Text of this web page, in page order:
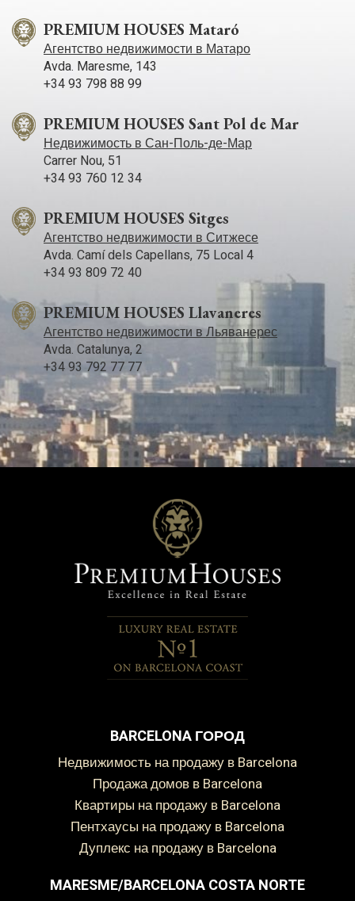
PREMIUM HOUSES Mataró
Агентство недвижимости в Матаро
Avda. Maresme, 143
+34 93 798 88 99
PREMIUM HOUSES Sant Pol de Mar
Недвижимость в Сан-Поль-де-Мар
Carrer Nou, 51
+34 93 760 12 34
PREMIUM HOUSES Sitges
Агентство недвижимости в Ситжесе
Avda. Camí­ dels Capellans, 75 Local 4
+34 93 809 72 40
PREMIUM HOUSES Llavaneres
Агентство недвижимости в Льяванерес
Avda. Catalunya, 2
+34 93 792 77 77
BARCELONA ГОРОД
Недвижимость на продажу в Barcelona
Продажа домов в Barcelona
Квартиры на продажу в Barcelona
Пентхаусы на продажу в Barcelona
Дуплекс на продажу в Barcelona
MARESME/BARCELONA COSTA NORTE
Сохранить настройки